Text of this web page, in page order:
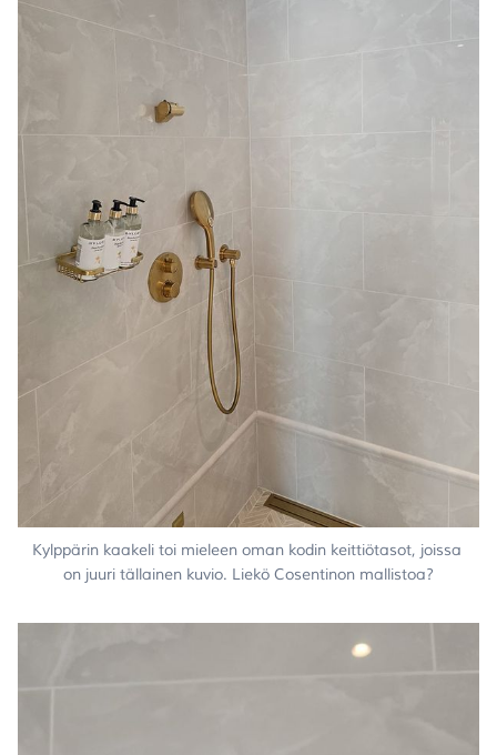
Kylppärin kaakeli toi mieleen oman kodin keittiötasot, joissa
on juuri tällainen kuvio. Liekö Cosentinon mallistoa?